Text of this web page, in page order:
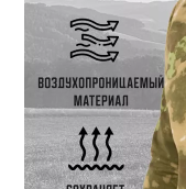
Главная
—
Одежда
Товары для СВО
ОбороныРосгвардия